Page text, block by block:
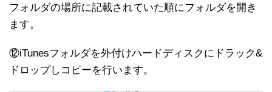
フォルダの場所に記載されていた順にフォルダを開き
ます。
⑫iTunesフォルダを外付けハードディスクにドラック&
ドロップしコピーを行います。